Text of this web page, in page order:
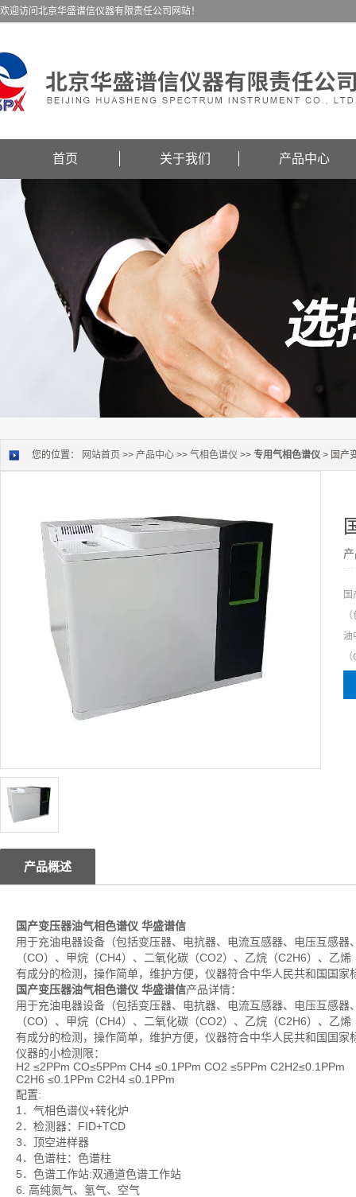
欢迎访问北京华盛谱信仪器有限责任公司网站！
首页 关于我们 产品中心
您的位置： 网站首页 >> 产品中心 >> 气相色谱仪 >> 专用气相色谱仪 > 国产
国
油
产品概述
国产变压器油气相色谱仪 华盛谱信
用于充油电器设备（包括变压器、电抗器、电流互感器、电压互感
（CO）、甲烷（CH4）、二氧化碳（CO2）、乙烷（C2H6）、乙
有成分的检测，操作简单，维护方便，仪器符合中华人民共和国国
国产变压器油气相色谱仪 华盛谱信产品详情：
用于充油电器设备（包括变压器、电抗器、电流互感器、电压互感
（CO）、甲烷（CH4）、二氧化碳（CO2）、乙烷（C2H6）、乙
有成分的检测，操作简单，维护方便，仪器符合中华人民共和国国
仪器的小检测限：
H2 ≤2PPm CO≤5PPm CH4 ≤0.1PPm CO2 ≤5PPm C2H2≤0.1PPm
C2H6 ≤0.1PPm C2H4 ≤0.1PPm
配置:
1．气相色谱仪+转化炉
2．检测器：FID+TCD
3．顶空进样器
4．色谱柱：色谱柱
5．色谱工作站:双通道色谱工作站
6. 高纯氮气、氢气、空气